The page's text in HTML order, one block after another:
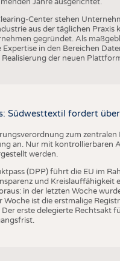
Center stehen
aus der täglichen Praxis
gegründet. Als
Expertise in den Bereichen
der neuen
Südwesttextil fordert
zum
an. Nur mit kontrollierbaren
werden.
(DPP) führt die EU im
und Kreislauffähigkeit
in der letzten Woche
ist die erstmalige
erste delegierte Rechtsakt